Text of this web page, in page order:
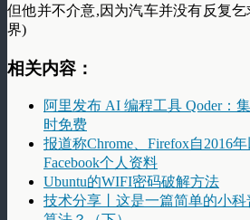
但他并不介意,因为汽车并没有反复
界)
相关内容：
阿里发布 AI 编程工具 Qoder：
时免费
报道称Chrome、Firefox自2016
Facebook个人资料
Ubuntu的WIFI密码破解方法
技术分享丨这是一篇简单的小